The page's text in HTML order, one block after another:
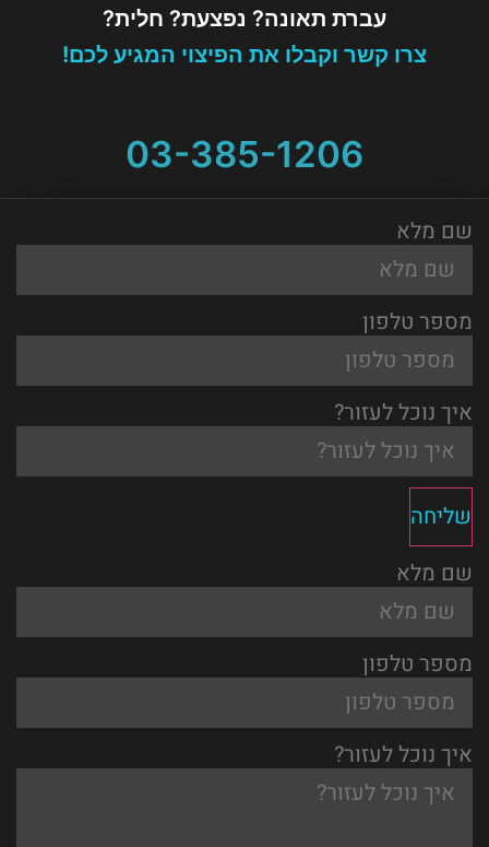
עברת תאונה? נפצעת? חלית?
צרו קשר וקבלו את הפיצוי המגיע לכם!
03-385-1206
שם מלא
מספר טלפון
איך נוכל לעזור?
שליחה
שם מלא
מספר טלפון
איך נוכל לעזור?